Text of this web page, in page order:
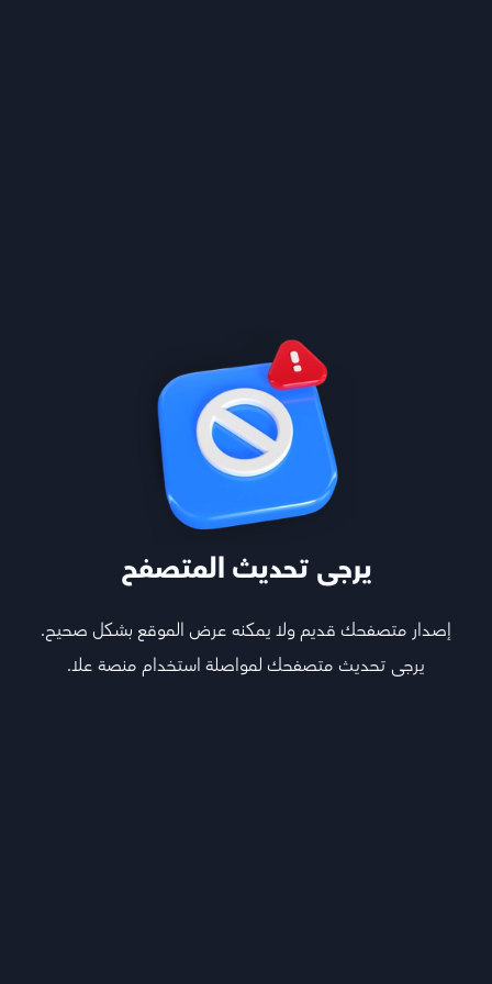
يرجى تحديث المتصفح
إصدار متصفحك قديم ولا يمكنه عرض الموقع بشكل صحيح.
يرجى تحديث متصفحك لمواصلة استخدام منصة علا.